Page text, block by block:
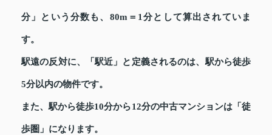
分」という分数も、80m＝1分として算出されていま
す。
駅遠の反対に、「駅近」と定義されるのは、駅から徒歩
5分以内の物件です。
また、駅から徒歩10分から12分の中古マンションは「徒
歩圏」になります。